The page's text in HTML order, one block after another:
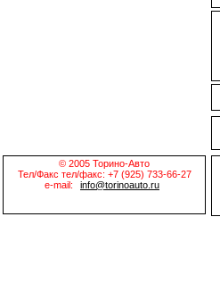
© 2005 Торино-Авто
Тел/Факс тел/факс: +7 (925) 733-66-27
e-mail:
info@torinoauto.ru